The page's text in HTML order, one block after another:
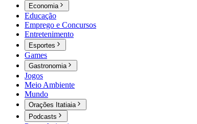
Economia
Educação
Emprego e Concursos
Entretenimento
Esportes
Games
Gastronomia
Jogos
Meio Ambiente
Mundo
Orações Itatiaia
Podcasts